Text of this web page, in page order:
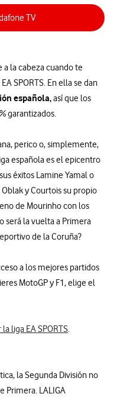
TV
la cabeza cuando te
SPORTS. En ella se dan
española,así que los
garantizados.
perico o, simplemente,
española es el epicentro
éxitos Lamine Yamal o
y Courtois su propio
de Mourinho con los
será la vuelta a Primera
de la Coruña?
a los mejores partidos
MotoGP y F1, elige el
liga EA SPORTS.
la Segunda División no
Primera. LALIGA